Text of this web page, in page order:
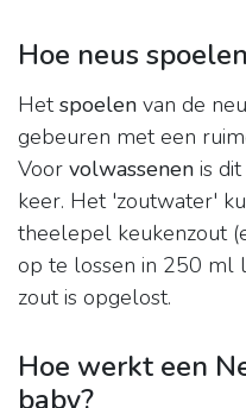
Hoe neus
Hetspoelen van de
gebeuren met een
Voor volwassenen is
keer. Het 'zoutwater'
theelepel keukenzout
op te lossen in 250 ml
zout is opgelost.
Hoe werkt een
baby?